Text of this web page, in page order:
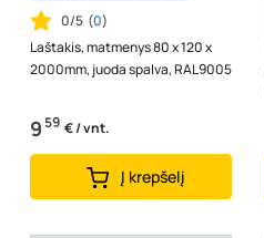
0/5 (0)
Laštakis, matmenys 80 x 120 x
2000mm, juoda spalva, RAL9005
959 € / vnt.
Į krepšelį